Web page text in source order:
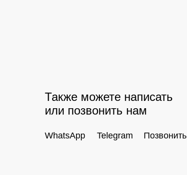
Позвонить
Telegram
WhatsApp
Также можете написать
или позвонить нам